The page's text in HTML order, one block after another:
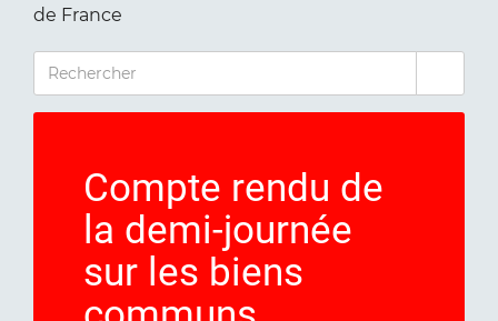
de France
RECHERCHER
Compte rendu de
la demi-journée
sur les biens